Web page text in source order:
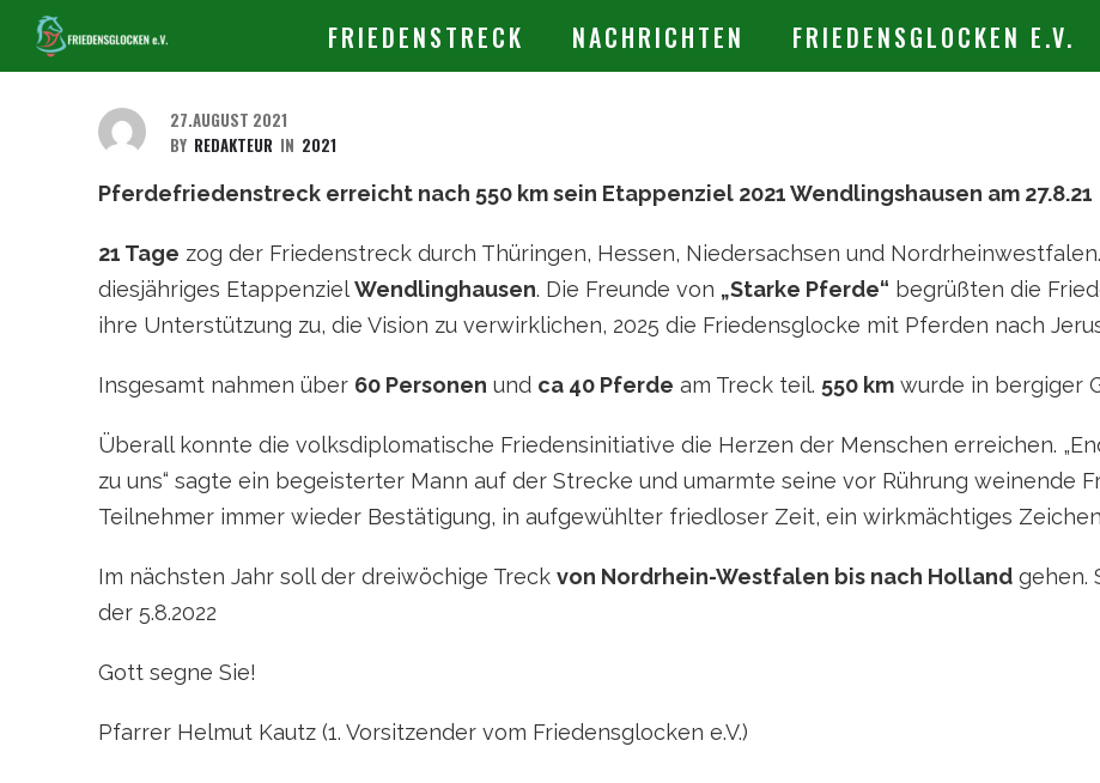
FRIEDENSTRECK NACHRICHTEN FRIEDENSGLOCKEN E.V.
27.AUGUST 2021
BY REDAKTEUR IN 2021
Pferdefriedenstreck erreicht nach 550 km sein Etappenziel 2021 Wendlingshausen am 27.8.21
21 Tage zog der Friedenstreck durch Thüringen, Hessen, Niedersachsen und
diesjähriges EtappenzielWendlinghausen. Die Freunde von „Starke Pferde“ begrüßten die
ihre Unterstützung zu, die Vision zu verwirklichen, 2025 die Friedensglocke mit Pferden nach
Insgesamt nahmen über 60 Personen und ca 40 Pferde am Treck teil. 550 km wurde in bergiger
Überall konnte die volksdiplomatische Friedensinitiative die Herzen der Menschen erreichen.
zu uns“ sagte ein begeisterter Mann auf der Strecke und umarmte seine vor Rührung weinende
Teilnehmer immer wieder Bestätigung, in aufgewühlter friedloser Zeit, ein wirkmächtiges
Im nächsten Jahr soll der dreiwöchige Treck von Nordrhein-Westfalen bis nach Holland gehen.
der 5.8.2022
Gott segne Sie!
Pfarrer Helmut Kautz (1. Vorsitzender vom Friedensglocken e.V.)